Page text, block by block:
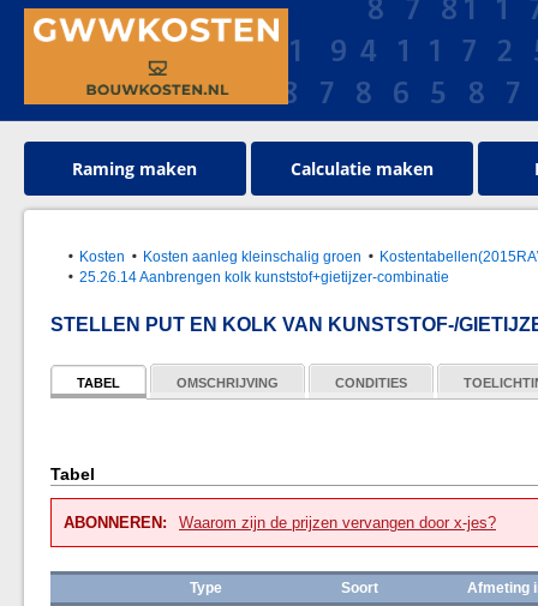
Raming maken Calculatie maken
Kosten Kosten aanleg kleinschalig groen
25.26.14 Aanbrengen kolk kunststof+gietijzer-combinatie
STELLEN PUT EN KOLK VAN KUNSTSTOF-/
TABEL OMSCHRIJVING CONDITIES
Tabel
ABONNEREN: Waarom zijn de prijzen vervangen door x-jes?
Type Soort
Afmeting